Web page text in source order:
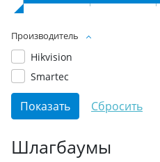
Производитель
Hikvision
Smartec
Шлагбаумы